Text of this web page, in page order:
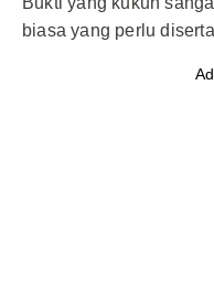
biasa yang perlu